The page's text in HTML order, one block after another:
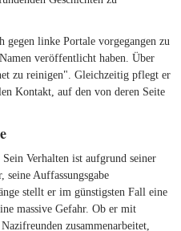
linke Portale vorgegangen zu
veröffentlicht haben. Über
zu reinigen". Gleichzeitig pflegt er
Kontakt, auf den von deren Seite
Verhalten ist aufgrund seiner
seine Auffassungsgabe
stellt er im günstigsten Fall eine
massive Gefahr. Ob er mit
zusammenarbeitet,